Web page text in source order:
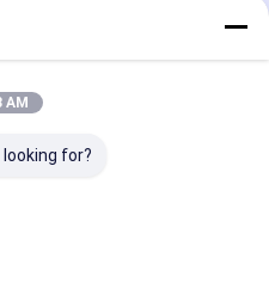
AM
for?